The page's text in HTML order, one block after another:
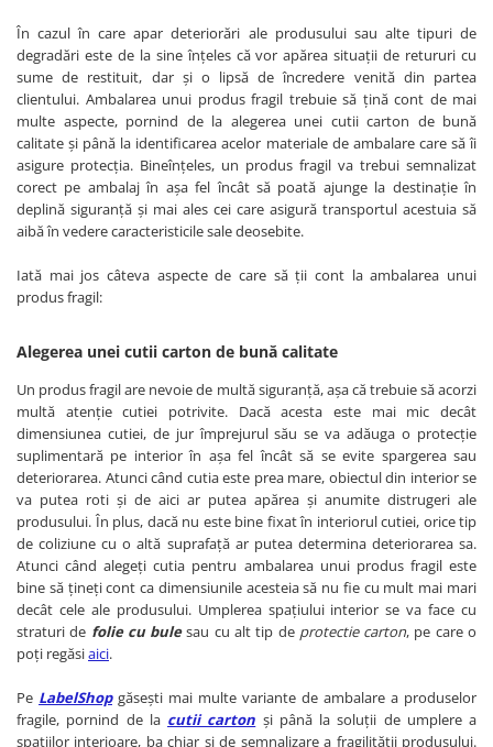
În cazul în care apar deteriorări ale produsului sau alte tipuri de
degradări este de la sine înțeles că vor apărea situații de retururi cu
sume de restituit, dar și o lipsă de încredere venită din partea
clientului. Ambalarea unui produs fragil trebuie să țină cont de mai
multe aspecte, pornind de la alegerea unei cutii carton de bună
calitate și până la identificarea acelor materiale de ambalare care să îi
asigure protecția. Bineînțeles, un produs fragil va trebui semnalizat
corect pe ambalaj în așa fel încât să poată ajunge la destinație în
deplină siguranță și mai ales cei care asigură transportul acestuia să
aibă în vedere caracteristicile sale deosebite.
Iată mai jos câteva aspecte de care să ții cont la ambalarea unui
produs fragil:
Alegerea unei cutii carton de bună calitate
Un produs fragil are nevoie de multă siguranță, așa că trebuie să acorzi
multă atenție cutiei potrivite. Dacă acesta este mai mic decât
dimensiunea cutiei, de jur împrejurul său se va adăuga o protecție
suplimentară pe interior în așa fel încât să se evite spargerea sau
deteriorarea. Atunci când cutia este prea mare, obiectul din interior se
va putea roti și de aici ar putea apărea și anumite distrugeri ale
produsului. În plus, dacă nu este bine fixat în interiorul cutiei, orice tip
de coliziune cu o altă suprafață ar putea determina deteriorarea sa.
Atunci când alegeți cutia pentru ambalarea unui produs fragil este
bine să țineți cont ca dimensiunile acesteia să nu fie cu mult mai mari
decât cele ale produsului. Umplerea spațiului interior se va face cu
straturi de folie cu bulesau cu alt tip de protectie carton, pe care o
poți regăsiaici.
Pe LabelShopgăsești mai multe variante de ambalare a produselor
fragile, pornind de la cutii carton și până la soluții de umplere a
spațiilor interioare, ba chiar și de semnalizare a fragilității produsului.